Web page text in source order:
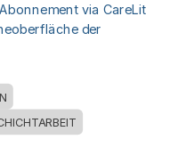
via CareLit
der